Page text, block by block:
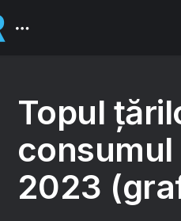
Topul
2023